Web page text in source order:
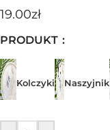
19.00zł
PRODUKT
Kolczyki Naszyjnik